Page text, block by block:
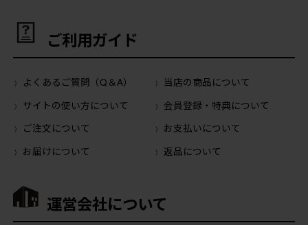
ご利用ガイド
よくあるご質問（Q＆A）
当店の商品について
サイトの使い方について
会員登録・特典について
ご注文について
お支払いについて
お届けについて
返品について
運営会社について